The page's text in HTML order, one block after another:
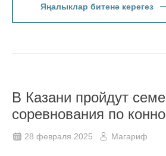
Яңалыклар битенә керегез
В Казани пройдут
соревнования по
28 февраля 2025 Магариф